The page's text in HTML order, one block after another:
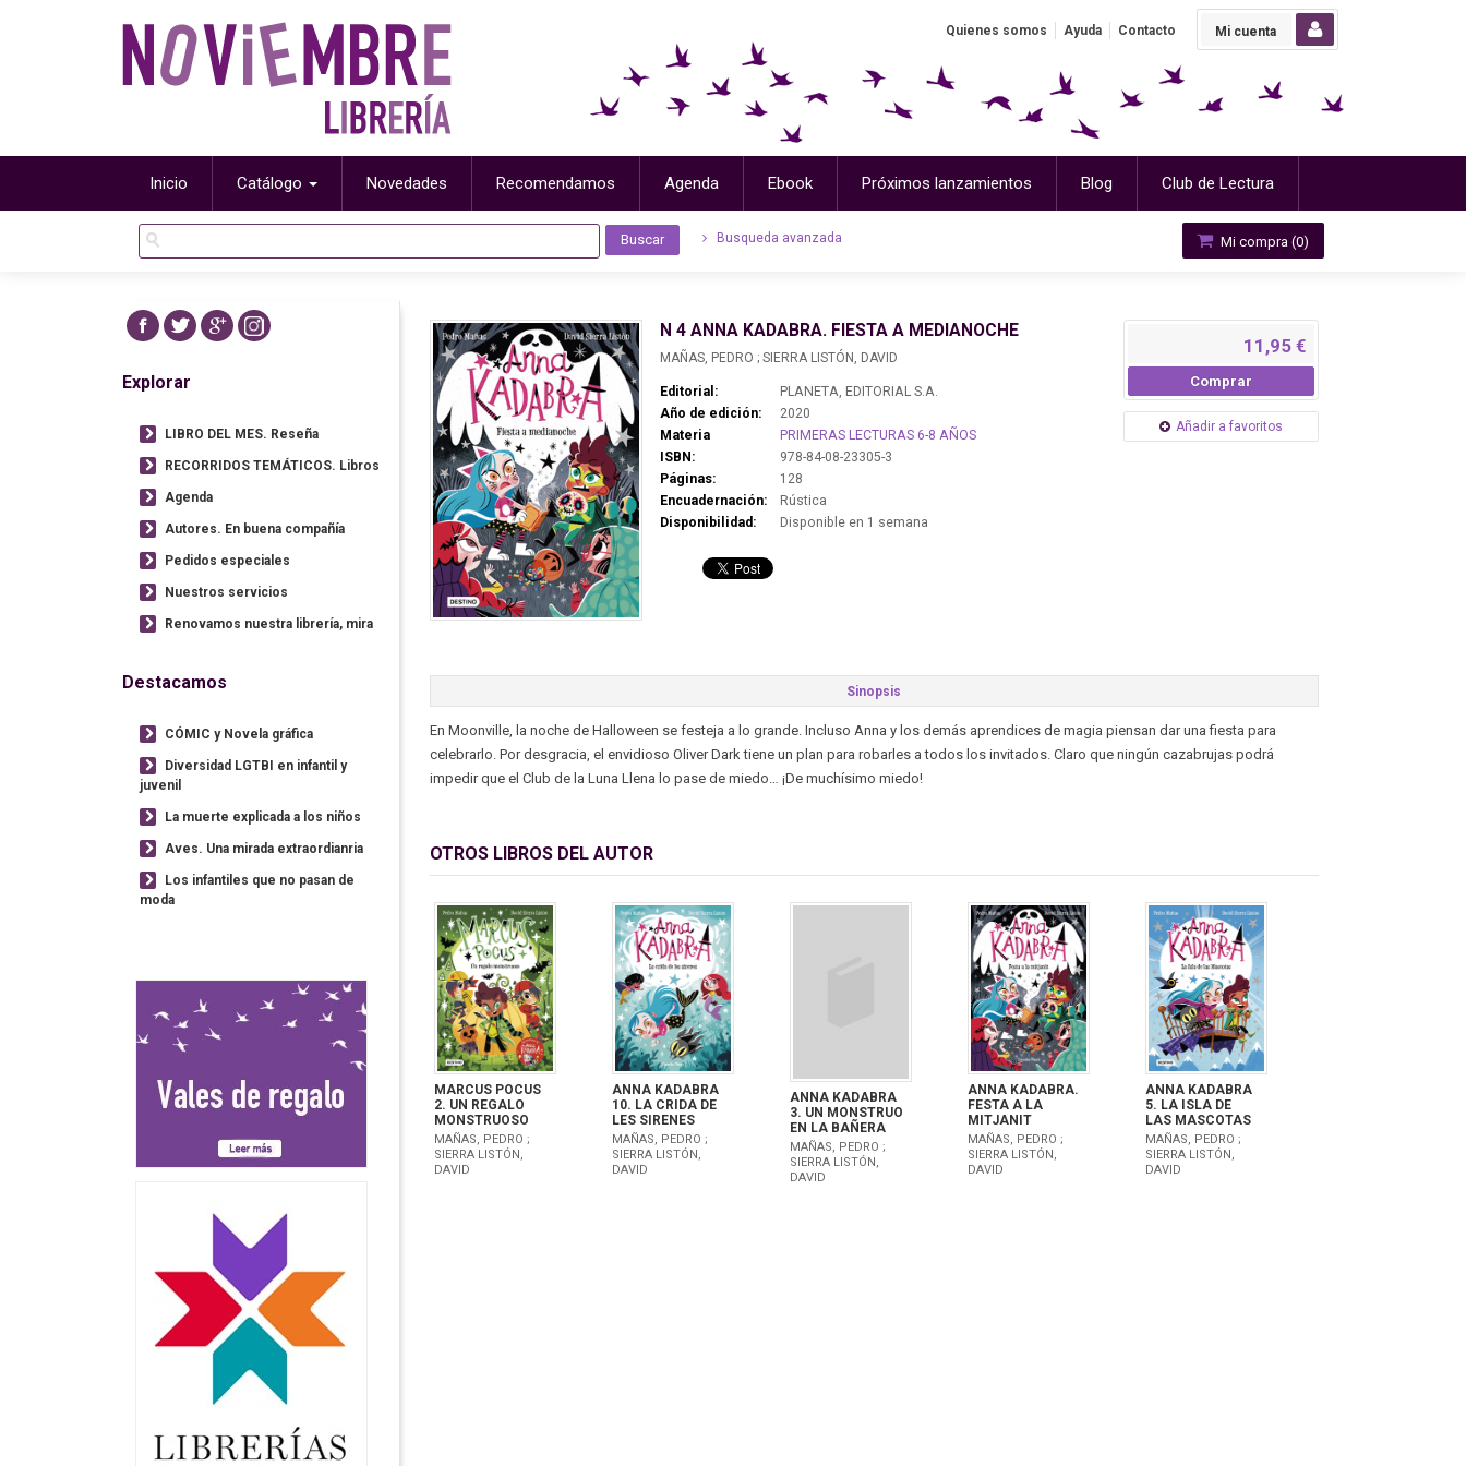
Mi cuenta
Quienes somos Ayuda Contacto
Inicio Catálogo Novedades Recomendamos Agenda Ebook Próximos lanzamientos Blog Club de Lectura
Busqueda avanzada Mi compra (0)
N 4 ANNA KADABRA. FIESTA A MEDIANOCHE
MAÑAS, PEDRO ; SIERRA LISTÓN, DAVID
Editorial:
PLANETA, EDITORIAL S.A.
Año de edición:
2020
Materia
PRIMERAS LECTURAS 6-8 AÑOS
ISBN:
978-84-08-23305-3
Páginas:
128
Encuadernación:
Rústica
Disponibilidad:
Disponible en 1 semana
11,95 €
Comprar
Añadir a favoritos
Sinopsis
En Moonville, la noche de Halloween se festeja a lo grande. Incluso Anna y los demás aprendices de magia piensan dar una fiesta para
celebrarlo. Por desgracia, el envidioso Oliver Dark tiene un plan para robarles a todos los invitados. Claro que ningún cazabrujas podrá
impedir que el Club de la Luna Llena lo pase de miedo… ¡De muchísimo miedo!
OTROS LIBROS DEL AUTOR
MARCUS POCUS
2. UN REGALO
MONSTRUOSO
MAÑAS, PEDRO ;
SIERRA LISTÓN,
DAVID
ANNA KADABRA
10. LA CRIDA DE
LES SIRENES
MAÑAS, PEDRO ;
SIERRA LISTÓN,
DAVID
ANNA KADABRA
3. UN MONSTRUO
EN LA BAÑERA
MAÑAS, PEDRO ;
SIERRA LISTÓN,
DAVID
ANNA KADABRA.
FESTA A LA
MITJANIT
MAÑAS, PEDRO ;
SIERRA LISTÓN,
DAVID
ANNA KADABRA
5. LA ISLA DE
LAS MASCOTAS
MAÑAS, PEDRO ;
SIERRA LISTÓN,
DAVID
Explorar
LIBRO DEL MES. Reseña
RECORRIDOS TEMÁTICOS. Libros
Agenda
Autores. En buena compañía
Pedidos especiales
Nuestros servicios
Renovamos nuestra librería, mira
Destacamos
CÓMIC y Novela gráfica
Diversidad LGTBI en infantil y
juvenil
La muerte explicada a los niños
Aves. Una mirada extraordianria
Los infantiles que no pasan de
moda